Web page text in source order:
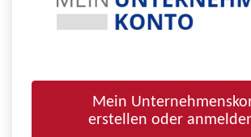
Mein
erstellen oder